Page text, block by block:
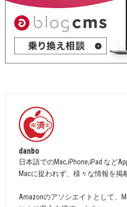
danbo
日本語でのMac,iPhone,iPad など
Macに捉われず、様々な情報を掲
Amazonのアソシエイトとして、